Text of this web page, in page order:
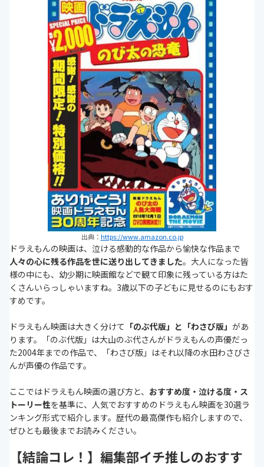
出典： https://www.amazon.co.jp
ドラえもんの映画は、泣ける感動的な作品から愉快な作品まで
人々の心に残る作品を世に送り出してきました。大人になった皆
様の中にも、幼少期に映画館などで観て印象に残っている方はた
くさんいらっしゃいますね。3歳以下の子どもに見せるのにもおす
すめです。
ドラえもん映画は大きく分けて 「のぶ代版」と「わさび版」 があ
ります。「のぶ代版」は大山のぶ代さんがドラえもんの声優だっ
た2004年までの作品で、「わさび版」はそれ以降の水田わさびさ
んが声優の作品です。
ここではドラえもん映画の選び方と、 おすすめ度・泣ける度・ス
トーリー性を基準に、人気でおすすめのドラえもん映画を30選ラ
ンキング形式で紹介します。歴代の最高傑作も紹介しますので、
ぜひとも最後までお読みください。
【結論コレ！】編集部イチ推しのおすす